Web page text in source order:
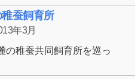
蚕飼育所
年3月
の稚蚕共同飼育所を巡っ